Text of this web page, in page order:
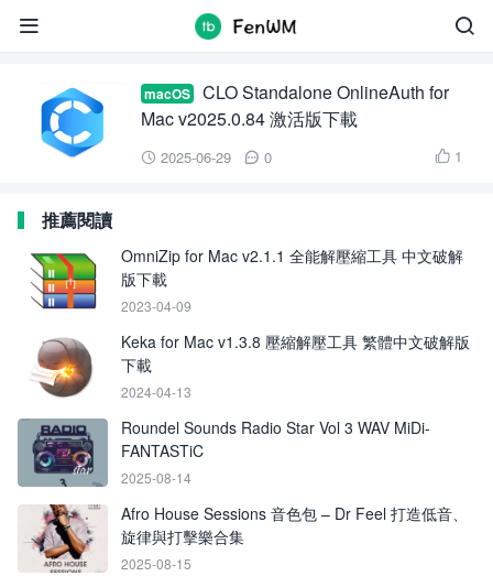

 CLO Standalone OnlineAuth 2025
macOS
CLO Standalone OnlineAuth for
Mac v2025.0.84 激活版下載
 2025-06-29  0  1
推薦閱讀
OmniZip for Mac v2.1.1 全能解壓縮工具 中文破解
版下載
2023-04-09
Keka for Mac v1.3.8 壓縮解壓工具 繁體中文破解版
下載
2024-04-13
Roundel Sounds Radio Star Vol 3 WAV MiDi-
FANTASTiC
2025-08-14
Afro House Sessions 音色包 – Dr Feel 打造低音、
旋律與打擊樂合集
2025-08-15